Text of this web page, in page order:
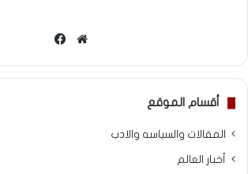
موقع
أقسام الموقع
المقالات والسياسه والادب
أخبار العالم